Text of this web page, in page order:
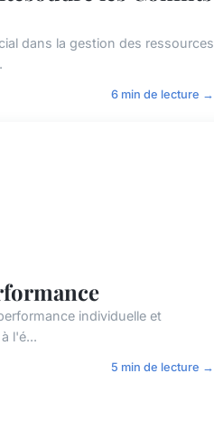
dans la gestion des ressources
6 min de lecture →
individuelle et
l'é...
5 min de lecture →